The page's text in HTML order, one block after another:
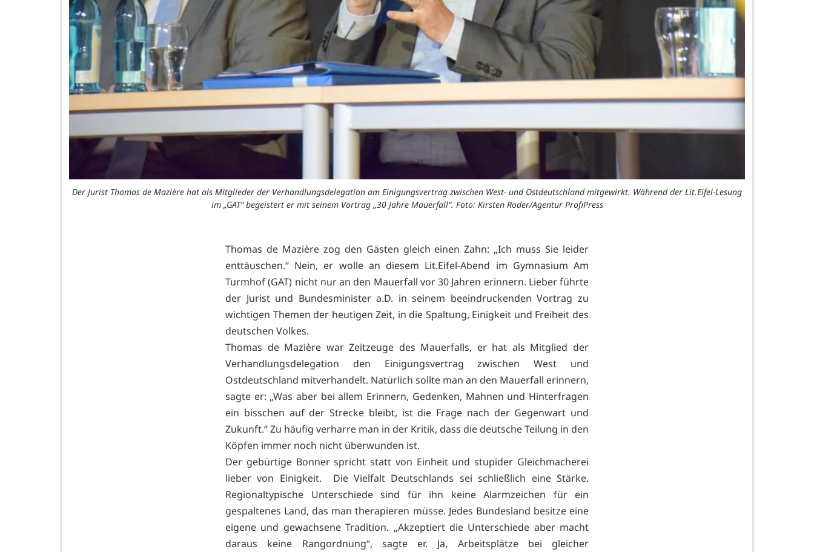
Der Jurist Thomas de Mazière hat als Mitglieder der Verhandlungsdelegation am Einigungsvertrag zwischen West- und Ostdeutschland mitgewirkt. Während der Lit.Eifel-Lesung
im „GAT“ begeistert er mit seinem Vortrag „30 Jahre Mauerfall“. Foto: Kirsten Röder/Agentur ProfiPress
Thomas de Mazière zog den Gästen gleich einen Zahn: „Ich muss Sie leider
enttäuschen.“ Nein, er wolle an diesem Lit.Eifel-Abend im Gymnasium Am
Turmhof (GAT) nicht nur an den Mauerfall vor 30 Jahren erinnern. Lieber führte
der Jurist und Bundesminister a.D. in seinem beeindruckenden Vortrag zu
wichtigen Themen der heutigen Zeit, in die Spaltung, Einigkeit und Freiheit des
deutschen Volkes.
Thomas de Mazière war Zeitzeuge des Mauerfalls, er hat als Mitglied der
Verhandlungsdelegation den Einigungsvertrag zwischen West und
Ostdeutschland mitverhandelt. Natürlich sollte man an den Mauerfall erinnern,
sagte er: „Was aber bei allem Erinnern, Gedenken, Mahnen und Hinterfragen
ein bisschen auf der Strecke bleibt, ist die Frage nach der Gegenwart und
Zukunft.“ Zu häufig verharre man in der Kritik, dass die deutsche Teilung in den
Köpfen immer noch nicht überwunden ist.
Der gebürtige Bonner spricht statt von Einheit und stupider Gleichmacherei
lieber von Einigkeit. Die Vielfalt Deutschlands sei schließlich eine Stärke.
Regionaltypische Unterschiede sind für ihn keine Alarmzeichen für ein
gespaltenes Land, das man therapieren müsse. Jedes Bundesland besitze eine
eigene und gewachsene Tradition. „Akzeptiert die Unterschiede aber macht
daraus keine Rangordnung“, sagte er. Ja, Arbeitsplätze bei gleicher